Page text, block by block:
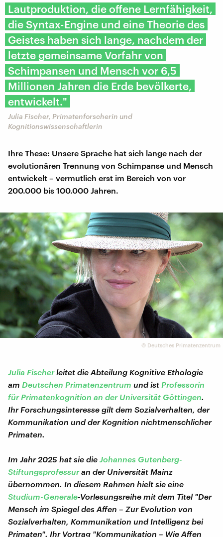
Lautproduktion, die offene Lernfähigkeit,
die Syntax-Engine und eine Theorie des
Geistes haben sich lange, nachdem der
letzte gemeinsame Vorfahr von
Schimpansen und Mensch vor 6,5
Millionen Jahren die Erde bevölkerte,
entwickelt."
Julia Fischer, Primatenforscherin und
Kognitionswissenschaftlerin
Ihre These: Unsere Sprache hat sich lange nach der
evolutionären Trennung von Schimpanse und Mensch
entwickelt – vermutlich erst im Bereich von vor
200.000 bis 100.000 Jahren.
© Deutsches Primatenzentrum
Julia Fischerleitet die Abteilung Kognitive Ethologie
am Deutschen Primatenzentrum und ist Professorin
für Primatenkognition an der Universität Göttingen.
Ihr Forschungsinteresse gilt dem Sozialverhalten, der
Kommunikation und der Kognition nichtmenschlicher
Primaten.
Im Jahr 2025 hat sie die Johannes Gutenberg-
Stiftungsprofessuran der Universität Mainz
übernommen. In diesem Rahmen hielt sie eine
Studium-Generale-Vorlesungsreihe mit dem Titel "Der
Mensch im Spiegel des Affen – Zur Evolution von
Sozialverhalten, Kommunikation und Intelligenz bei
Primaten". Ihr Vortrag "Kommunikation – Wie Affen